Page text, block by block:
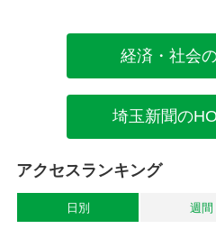
経済・社会
埼玉新聞の
アクセスランキング
日別 週間